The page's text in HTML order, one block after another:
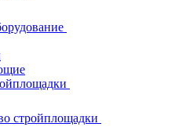
стройплощадки